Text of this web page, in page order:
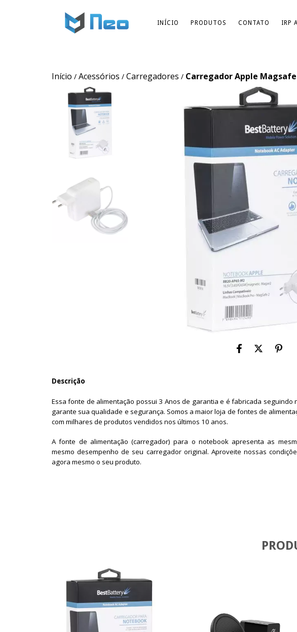
INÍCIO PRODUTOS CONTATO IRP
Início / Acessórios / Carregadores / Carregador Apple
Descrição
Essa fonte de alimentação possui 3 Anos de garantia e é fabricada seguindo
garante sua qualidade e segurança. Somos a maior loja de fontes de
com milhares de produtos vendidos nos últimos 10 anos.
A fonte de alimentação (carregador) para o notebook apresenta as
mesmo desempenho de seu carregador original. Aproveite nossas
agora mesmo o seu produto.